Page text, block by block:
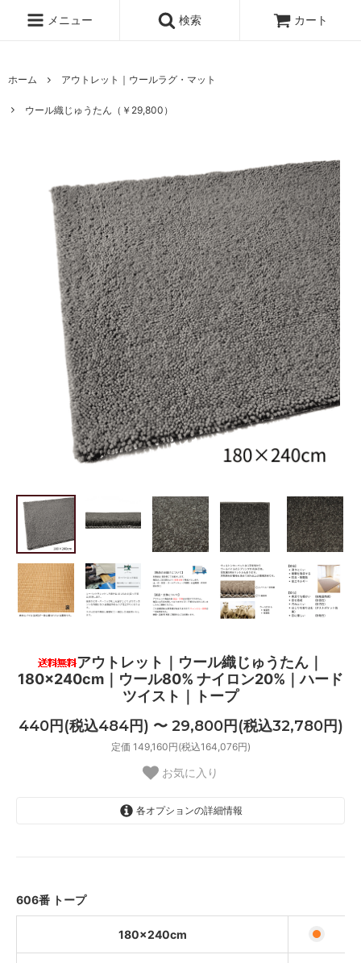
メニュー 検索 カート
ホーム アウトレット｜ウールラグ・マット
ウール織じゅうたん（￥29,800）
アウトレット｜ウール織じゅうたん｜
180×240cm｜ウール80% ナイロン20%｜ハード
ツイスト｜トープ
440円(税込484円) 〜 29,800円(税込32,780円)
定価 149,160円(税込164,076円)
お気に入り
各オプションの詳細情報
606番 トープ
180×240cm